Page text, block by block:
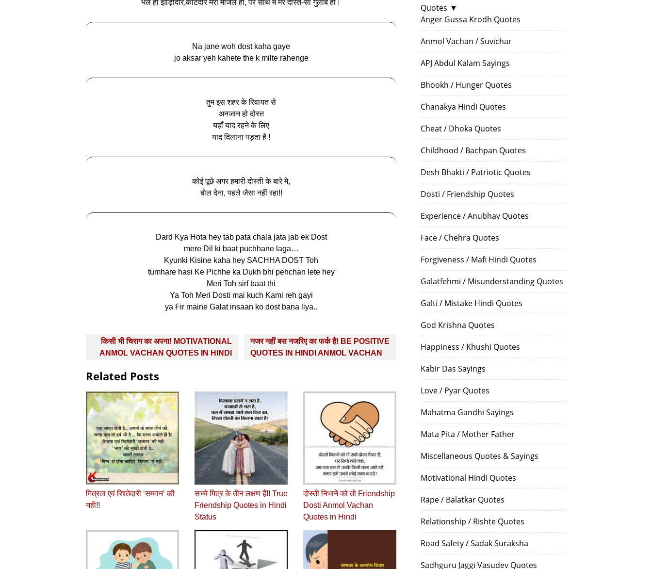
भले ही झाड़ीदार,काँटेदार मेरा मंजिल हो, पर साथ में मेरे दोस्त-सा गुलाब हो।
Na jane woh dost kaha gaye
jo aksar yeh kahete the k milte rahenge
तुम इस शहर के रिवायत से
अनजान हो दोस्त
यहाँ याद रहने के लिए
याद दिलाना पड़ता है !
कोई पूछे अगर हमारी दोस्ती के बारे मे,
बोल देना, पहले जैसा नहीं रहा!!
Dard Kya Hota hey tab pata chala jata jab ek Dost
mere Dil ki baat puchhane laga…
Kyunki Kisine kaha hey SACHHA DOST Toh
tumhare hasi Ke Pichhe ka Dukh bhi pehchan lete hey
Meri Toh sirf baat thi
Ya Toh Meri Dosti mai kuch Kami reh gayi
ya Fir maine Galat insaan ko dost bana liya..
Post
navigation
किसी भी चिराग का अपना! MOTIVATIONAL
ANMOL VACHAN QUOTES IN HINDI
नजर नहीं बस नजरिए का फर्क है! BE POSITIVE
QUOTES IN HINDI ANMOL VACHAN
Related Posts
मित्रता एवं रिश्‍तेदारी ‘सम्‍मान’ की
नही!!
सच्‍चे मित्र के तीन लक्षण हैं!! True
Friendship Quotes in Hindi
Status
दोस्ती निभाने को तो Friendship
Dosti Anmol Vachan
Quotes in Hindi
Quotes ▼
Anger Gussa Krodh Quotes
Anmol Vachan / Suvichar
APJ Abdul Kalam Sayings
Bhookh / Hunger Quotes
Chanakya Hindi Quotes
Cheat / Dhoka Quotes
Childhood / Bachpan Quotes
Desh Bhakti / Patriotic Quotes
Dosti / Friendship Quotes
Experience / Anubhav Quotes
Face / Chehra Quotes
Forgiveness / Mafi Hindi Quotes
Galatfehmi / Misunderstanding Quotes
Galti / Mistake Hindi Quotes
God Krishna Quotes
Happiness / Khushi Quotes
Kabir Das Sayings
Love / Pyar Quotes
Mahatma Gandhi Sayings
Mata Pita / Mother Father
Miscellaneous Quotes & Sayings
Motivational Hindi Quotes
Rape / Balatkar Quotes
Relationship / Rishte Quotes
Road Safety / Sadak Suraksha
Sadhguru Jaggi Vasudev Quotes